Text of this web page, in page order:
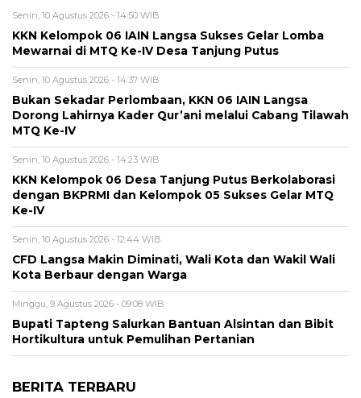
Senin, 10 Agustus 2026 - 14:50 WIB
KKN Kelompok 06 IAIN Langsa Sukses Gelar Lomba
Mewarnai di MTQ Ke-IV Desa Tanjung Putus
Senin, 10 Agustus 2026 - 14:37 WIB
Bukan Sekadar Perlombaan, KKN 06 IAIN Langsa
Dorong Lahirnya Kader Qur’ani melalui Cabang Tilawah
MTQ Ke-IV
Senin, 10 Agustus 2026 - 14:23 WIB
KKN Kelompok 06 Desa Tanjung Putus Berkolaborasi
dengan BKPRMI dan Kelompok 05 Sukses Gelar MTQ
Ke-IV
Senin, 10 Agustus 2026 - 12:44 WIB
CFD Langsa Makin Diminati, Wali Kota dan Wakil Wali
Kota Berbaur dengan Warga
Minggu, 9 Agustus 2026 - 09:08 WIB
Bupati Tapteng Salurkan Bantuan Alsintan dan Bibit
Hortikultura untuk Pemulihan Pertanian
BERITA TERBARU